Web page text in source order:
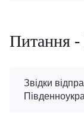
Питання -
Звідки